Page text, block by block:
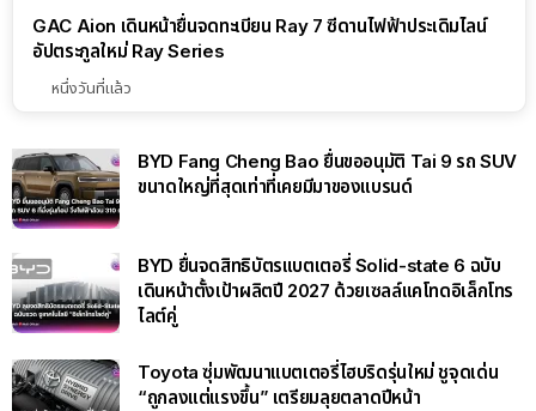
GAC Aion เดินหน้ายื่นจดทะเบียน Ray 7 ซีดานไฟฟ้าประเดิมไลน์
อัปตระกูลใหม่ Ray Series
หนึ่งวันที่แล้ว
BYD Fang Cheng Bao ยื่นขออนุมัติ Tai 9 รถ SUV
ขนาดใหญ่ที่สุดเท่าที่เคยมีมาของแบรนด์
BYD ยื่นจดสิทธิบัตรแบตเตอรี่ Solid-state 6 ฉบับ
เดินหน้าตั้งเป้าผลิตปี 2027 ด้วยเซลล์แคโทดอิเล็กโทร
ไลต์คู่
Toyota ซุ่มพัฒนาแบตเตอรี่ไฮบริดรุ่นใหม่ ชูจุดเด่น
“ถูกลงแต่แรงขึ้น” เตรียมลุยตลาดปีหน้า